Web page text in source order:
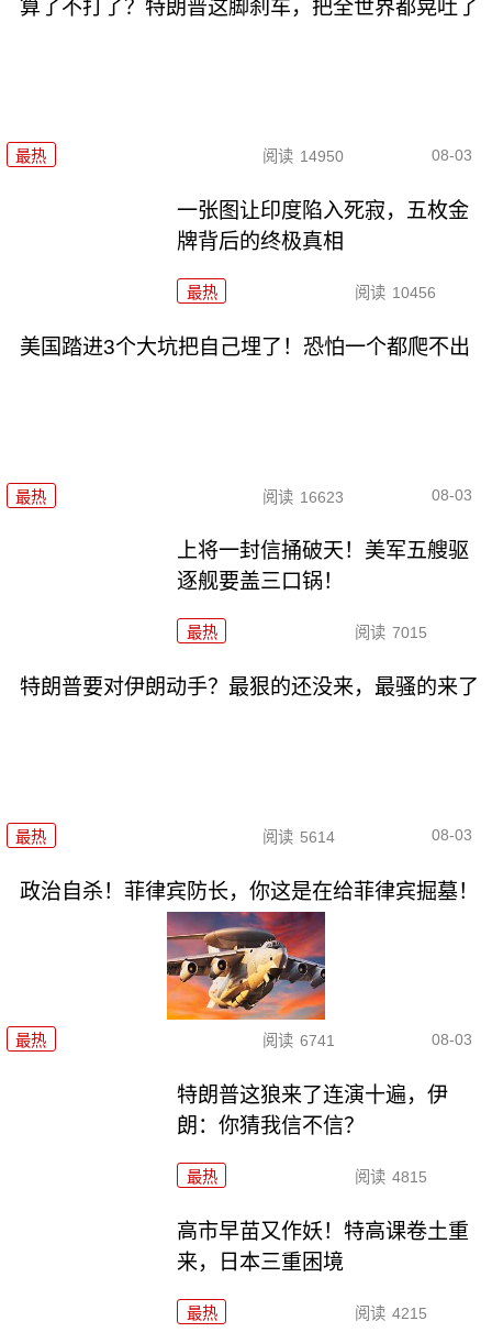
算了不打了？特朗普这脚刹车，把全世界都晃吐了
最热 阅读 14950 08-03
一张图让印度陷入死寂，五枚金
牌背后的终极真相
最热 阅读 10456
美国踏进3个大坑把自己埋了！恐怕一个都爬不出
最热 阅读 16623 08-03
上将一封信捅破天！美军五艘驱
逐舰要盖三口锅！
最热 阅读 7015
特朗普要对伊朗动手？最狠的还没来，最骚的来了
最热 阅读 5614 08-03
政治自杀！菲律宾防长，你这是在给菲律宾掘墓！
最热 阅读 6741 08-03
特朗普这狼来了连演十遍，伊
朗：你猜我信不信？
最热 阅读 4815
高市早苗又作妖！特高课卷土重
来，日本三重困境
最热 阅读 4215